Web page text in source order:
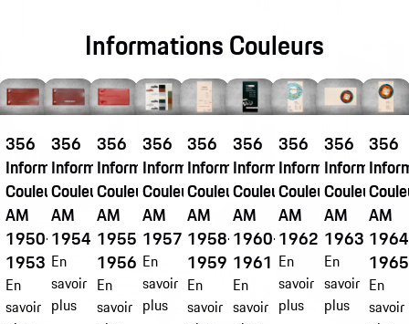
Informations Couleurs
356
Informations
Couleur
AM
1950-
1953
En
savoir
356
Informations
Couleur
AM
1954
En
savoir
plus
356
Informations
Couleur
AM
1955-
1956
En
savoir
356
Informations
Couleur
AM
1957
En
savoir
plus
356
Informations
Couleur
AM
1958-
1959
En
savoir
356
Informations
Couleur
AM
1960-
1961
En
savoir
356
Informations
Couleur
AM
1962
En
savoir
plus
356
Couleur
AM
1963
En
savoir
plus
356
AM
1965
En
savoir